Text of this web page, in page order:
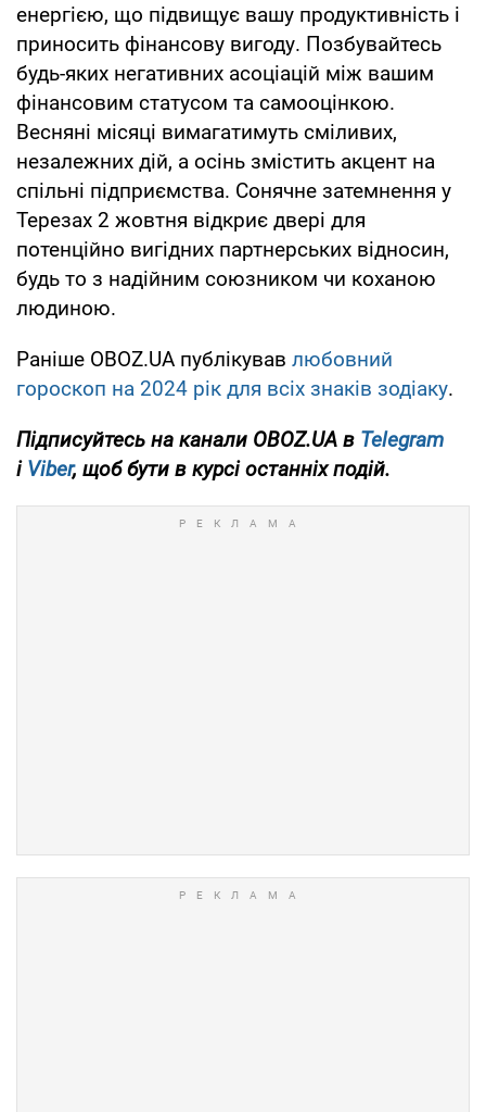
енергією, що підвищує вашу продуктивність і
приносить фінансову вигоду. Позбувайтесь
будь-яких негативних асоціацій між вашим
фінансовим статусом та самооцінкою.
Весняні місяці вимагатимуть сміливих,
незалежних дій, а осінь змістить акцент на
спільні підприємства. Сонячне затемнення у
Терезах 2 жовтня відкриє двері для
потенційно вигідних партнерських відносин,
будь то з надійним союзником чи коханою
людиною.
Раніше OBOZ.UA публікував любовний
гороскоп на 2024 рік для всіх знаків зодіаку.
Підписуйтесь на канали OBOZ.UA в Telegram
і Viber, щоб бути в курсі останніх подій.